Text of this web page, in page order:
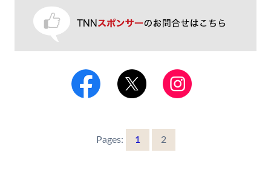
Pages: 1 2